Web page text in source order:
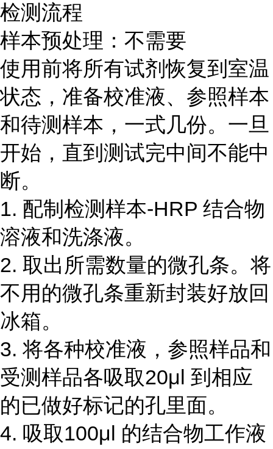
检测流程
样本预处理：不需要
使用前将所有试剂恢复到室温
状态，准备校准液、参照样本
和待测样本，一式几份。一旦
开始，直到测试完中间不能中
断。
1. 配制检测样本-HRP 结合物
溶液和洗涤液。
2. 取出所需数量的微孔条。将
不用的微孔条重新封装好放回
冰箱。
3. 将各种校准液，参照样品和
受测样品各吸取20μl 到相应
的已做好标记的孔里面。
4. 吸取100μl 的结合物工作液